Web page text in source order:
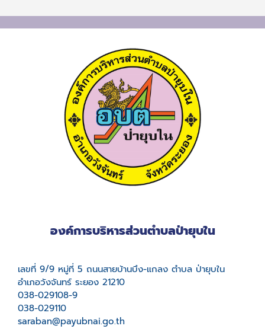
องค์การบริหารส่วนตำบลป่ายุบใน
เลขที่ 9/9 หมู่ที่ 5 ถนนสายบ้านบึง-แกลง ตำบล ป่ายุบใน
อำเภอวังจันทร์ ระยอง 21210
038-029108-9
038-029110
saraban@payubnai.go.th